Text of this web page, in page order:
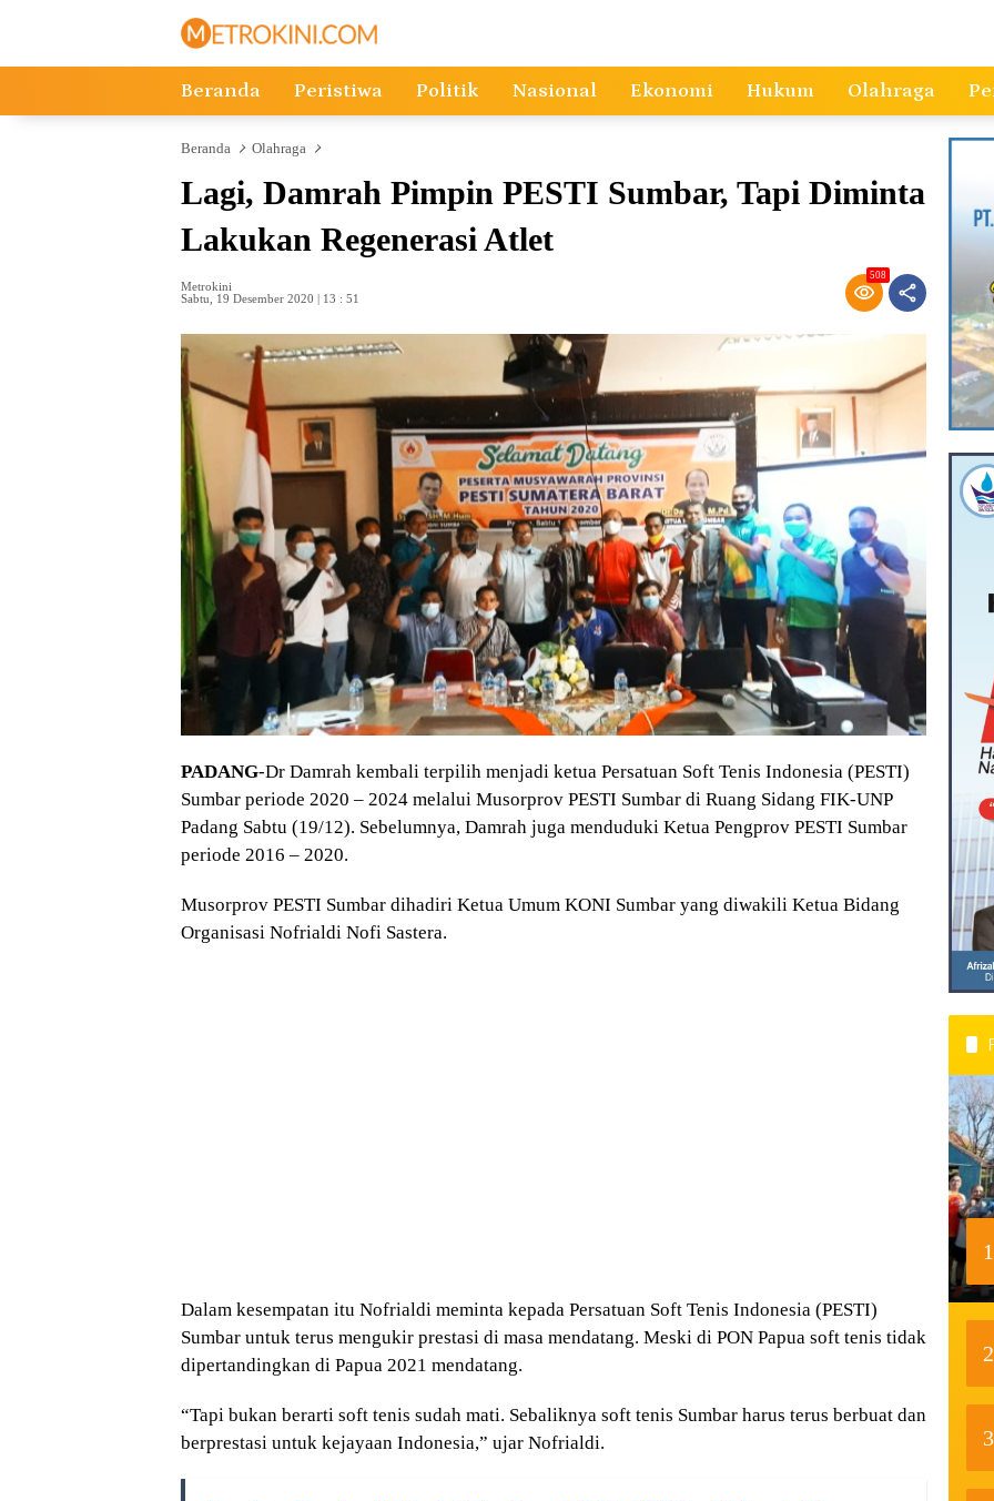
Beranda Peristiwa Politik Nasional Ekonomi Hukum Olahraga
Beranda Olahraga
Lagi, Damrah Pimpin PESTI Sumbar, Tapi Diminta
Lakukan Regenerasi Atlet
Metrokini
Sabtu, 19 Desember 2020 | 13 : 51
508
PADANG-Dr Damrah kembali terpilih menjadi ketua Persatuan Soft Tenis Indonesia (PESTI)
Sumbar periode 2020 – 2024 melalui Musorprov PESTI Sumbar di Ruang Sidang FIK-UNP
Padang Sabtu (19/12). Sebelumnya, Damrah juga menduduki Ketua Pengprov PESTI Sumbar
periode 2016 – 2020.
Musorprov PESTI Sumbar dihadiri Ketua Umum KONI Sumbar yang diwakili Ketua Bidang
Organisasi Nofrialdi Nofi Sastera.
Dalam kesempatan itu Nofrialdi meminta kepada Persatuan Soft Tenis Indonesia (PESTI)
Sumbar untuk terus mengukir prestasi di masa mendatang. Meski di PON Papua soft tenis tidak
dipertandingkan di Papua 2021 mendatang.
“Tapi bukan berarti soft tenis sudah mati. Sebaliknya soft tenis Sumbar harus terus berbuat dan
berprestasi untuk kejayaan Indonesia,” ujar Nofrialdi.
1
2
3